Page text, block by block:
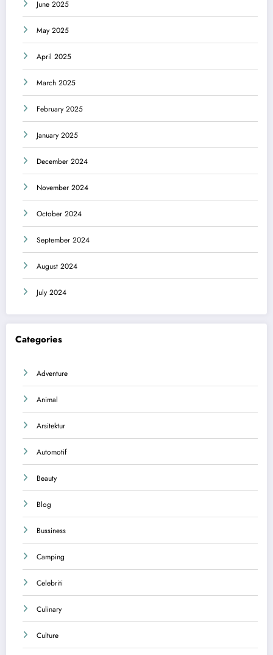
June 2025
May 2025
April 2025
March 2025
February 2025
January 2025
December 2024
November 2024
October 2024
September 2024
August 2024
July 2024
Categories
Adventure
Animal
Arsitektur
Automotif
Beauty
Blog
Bussiness
Camping
Celebriti
Culinary
Culture